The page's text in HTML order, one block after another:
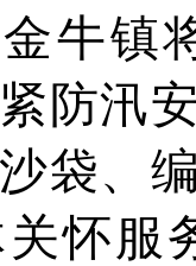
牛镇
防汛
袋、
怀服